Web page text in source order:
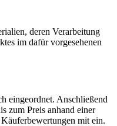
deren Verarbeitung
im dafür vorgesehenen
eingeordnet. Anschließend
zum Preis anhand einer
mit ein.